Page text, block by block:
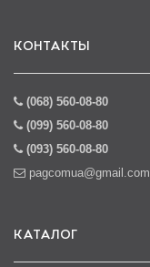
КОНТАКТЫ
(068) 560-08-80
(099) 560-08-80
(093) 560-08-80
pagcomua@gmail.com
КАТАЛОГ